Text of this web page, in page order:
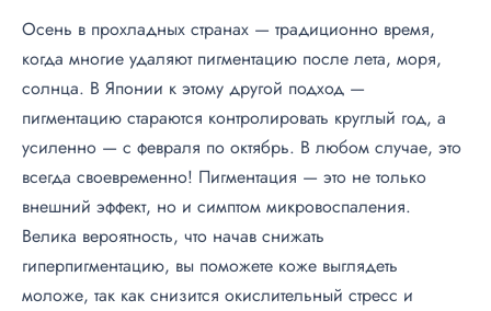
Осень в прохладных странах — традиционно время,
когда многие удаляют пигментацию после лета, моря,
солнца. В Японии к этому другой подход —
пигментацию стараются контролировать круглый год, а
усиленно — с февраля по октябрь. В любом случае, это
всегда своевременно! Пигментация — это не только
внешний эффект, но и симптом микровоспаления.
Велика вероятность, что начав снижать
гиперпигментацию, вы поможете коже выглядеть
моложе, так как снизится окислительный стресс и